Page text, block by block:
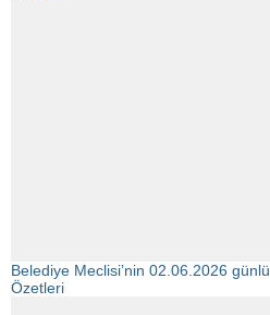
Belediye Meclisi’nin 02.06.2026
Özetleri